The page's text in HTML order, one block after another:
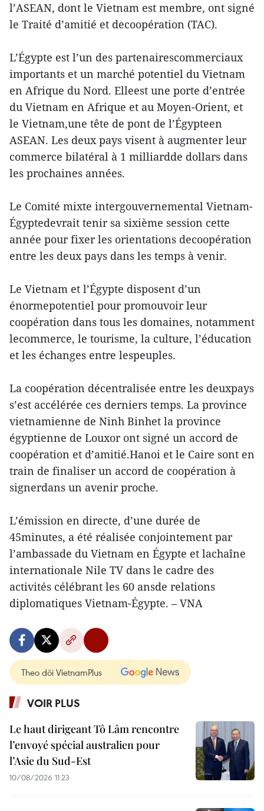
l’ASEAN, dont le Vietnam est membre, ont signé
le Traité d’amitié et decoopération (TAC).
L’Égypte est l’un des partenairescommerciaux
importants et un marché potentiel du Vietnam
en Afrique du Nord. Elleest une porte d’entrée
du Vietnam en Afrique et au Moyen-Orient, et
le Vietnam,une tête de pont de l’Égypteen
ASEAN. Les deux pays visent à augmenter leur
commerce bilatéral à 1 milliardde dollars dans
les prochaines années.
Le Comité mixte intergouvernemental Vietnam-
Égyptedevrait tenir sa sixième session cette
année pour fixer les orientations decoopération
entre les deux pays dans les temps à venir.
Le Vietnam et l’Égypte disposent d’un
énormepotentiel pour promouvoir leur
coopération dans tous les domaines, notamment
lecommerce, le tourisme, la culture, l’éducation
et les échanges entre lespeuples.
La coopération décentralisée entre les deuxpays
s’est accélérée ces derniers temps. La province
vietnamienne de Ninh Binhet la province
égyptienne de Louxor ont signé un accord de
coopération et d’amitié.Hanoi et le Caire sont en
train de finaliser un accord de coopération à
signerdans un avenir proche.
L’émission en directe, d’une durée de
45minutes, a été réalisée conjointement par
l’ambassade du Vietnam en Égypte et lachaîne
internationale Nile TV dans le cadre des
activités célébrant les 60 ansde relations
diplomatiques Vietnam-Égypte. – VNA
Theo dõi VietnamPlus
VOIR PLUS
Le haut dirigeant Tô Lâm rencontre
l’envoyé spécial australien pour
l’Asie du Sud-Est
10/08/2026 11:23